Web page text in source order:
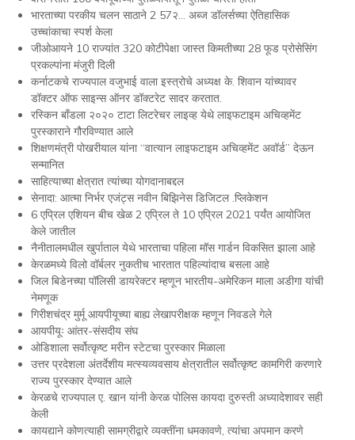
भारताच्या परकीय चलन साठाने 2 57२… अब्ज डॉलर्सच्या ऐतिहासिक
उच्चांकाचा स्पर्श केला
जीओआयने 10 राज्यांत 320 कोटीपेक्षा जास्त किमतीच्या 28 फूड प्रोसेसिंग
प्रकल्पांना मंजुरी दिली
कर्नाटकचे राज्यपाल वजुभाई वाला इस्त्रोचे अध्यक्ष के. शिवान यांच्यावर
डॉक्टर ऑफ साइन्स ऑनर डॉक्टरेट सादर करतात.
रस्किन बाँडला २०२० टाटा लिटरेचर लाइव्ह येथे लाइफटाइम अचिव्हमेंट
पुरस्काराने गौरविण्यात आले
शिक्षणमंत्री पोखरीयाल यांना “वात्यान लाइफटाइम अचिव्हमेंट अवॉर्ड” देऊन
सन्मानित
साहित्याच्या क्षेत्रात त्यांच्या योगदानाबद्दल
सेनादा: आत्मा निर्भर एजंट्स नवीन बिझिनेस डिजिटल .प्लिकेशन
6 एप्रिल एशियन बीच खेळ 2 एप्रिल ते 10 एप्रिल 2021 पर्यंत आयोजित
केले जातील
नैनीतालमधील खुर्पाताल येथे भारताचा पहिला मॉस गार्डन विकसित झाला आहे
केरळमध्ये विलो वॉर्बलर नुकतीच भारतात पहिल्यांदाच बसला आहे
जिल बिडेनच्या पॉलिसी डायरेक्टर म्हणून भारतीय-अमेरिकन माला अडीगा यांची
नेमणूक
गिरीशचंद्र मुर्मू आयपीयूच्या बाह्य लेखापरीक्षक म्हणून निवडले गेले
आयपीयूः आंतर-संसदीय संघ
ओडिशाला सर्वोत्कृष्ट मरीन स्टेटचा पुरस्कार मिळाला
उत्तर प्रदेशला अंतर्देशीय मत्स्यव्यवसाय क्षेत्रातील सर्वोत्कृष्ट कामगिरी करणारे
राज्य पुरस्कार देण्यात आले
केरळचे राज्यपाल ए. खान यांनी केरळ पोलिस कायदा दुरुस्ती अध्यादेशावर सही
केली
कायद्याने कोणत्याही सामग्रीद्वारे व्यक्तींना धमकावणे, त्यांचा अपमान करणे